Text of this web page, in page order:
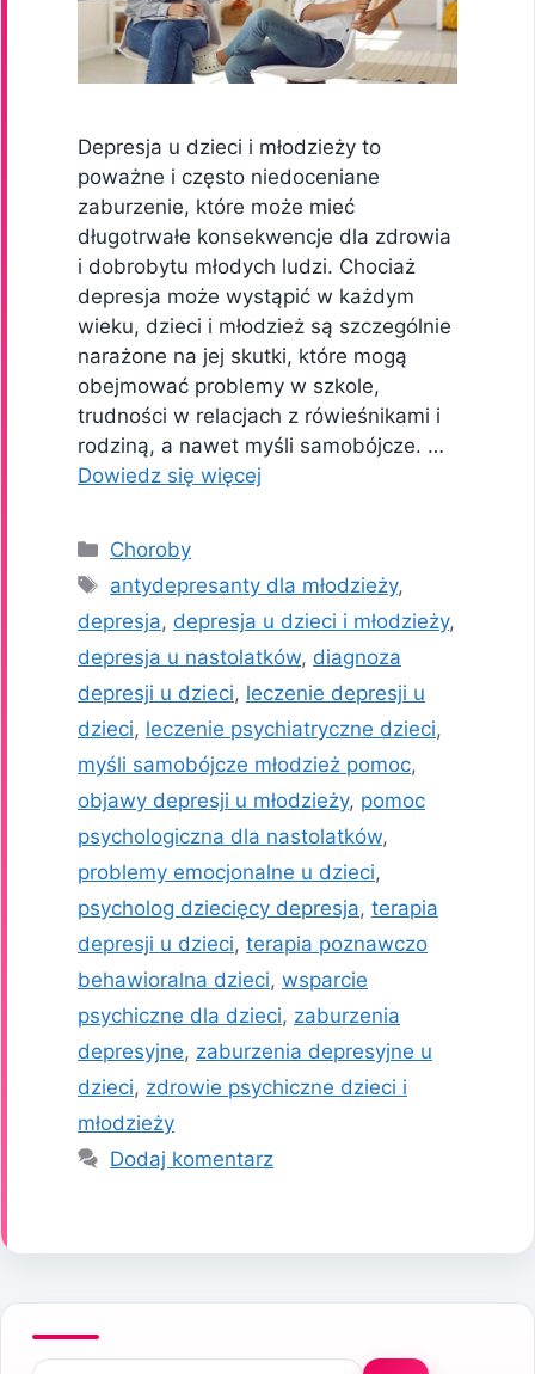
Depresja u dzieci i młodzieży to
poważne i często niedoceniane
zaburzenie, które może mieć
długotrwałe konsekwencje dla zdrowia
i dobrobytu młodych ludzi. Chociaż
depresja może wystąpić w każdym
wieku, dzieci i młodzież są szczególnie
narażone na jej skutki, które mogą
obejmować problemy w szkole,
trudności w relacjach z rówieśnikami i
rodziną, a nawet myśli samobójcze. …
Dowiedz się więcej
Kategorie
Choroby
Tagi
antydepresanty dla młodzieży,
depresja, depresja u dzieci i młodzieży,
depresja u nastolatków, diagnoza
depresji u dzieci, leczenie depresji u
dzieci, leczenie psychiatryczne dzieci,
myśli samobójcze młodzież pomoc,
objawy depresji u młodzieży, pomoc
psychologiczna dla nastolatków,
problemy emocjonalne u dzieci,
psycholog dziecięcy depresja, terapia
depresji u dzieci, terapia poznawczo
behawioralna dzieci, wsparcie
psychiczne dla dzieci, zaburzenia
depresyjne, zaburzenia depresyjne u
dzieci, zdrowie psychiczne dzieci i
młodzieży
Dodaj komentarz